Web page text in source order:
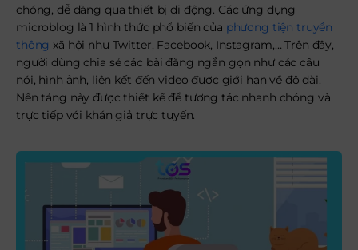
chóng, dễ dàng qua thiết bị di động. Các ứng dụng
microblog là 1 hình thức phổ biến của phương tiện truyền
thông xã hội như Twitter, Facebook, Instagram,… Trên đây,
người dùng chia sẻ các bài đăng ngắn gọn như các câu
nói, hình ảnh, liên kết đến video được giới hạn về độ dài.
Nền tảng này được thiết kế để tương tác nhanh chóng và
trực tiếp với khán giả trực tuyến.